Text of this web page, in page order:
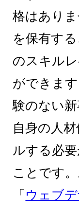
格はあり
を保有す
のスキル
ができま
験のない
自身の人
ルする必
ことです
「 ウェブ